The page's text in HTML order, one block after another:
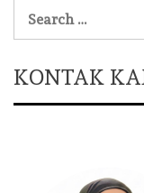
KONTAK